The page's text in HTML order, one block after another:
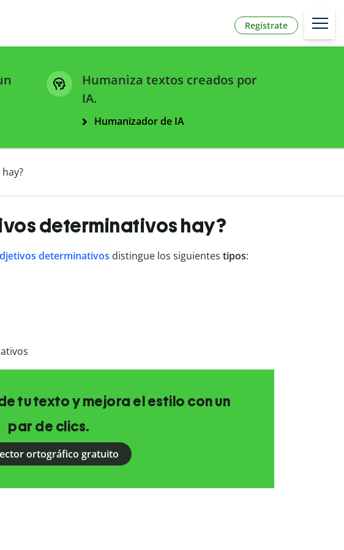
Regístrate
Humaniza textos creados por
IA.
Humanizador de IA
determinativos hay?
determinativos distingue los siguientes tipos:
tu texto y mejora el estilo con un
par de clics.
ortográfico gratuito